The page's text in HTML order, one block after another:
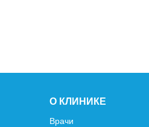
О КЛИНИКЕ
Врачи